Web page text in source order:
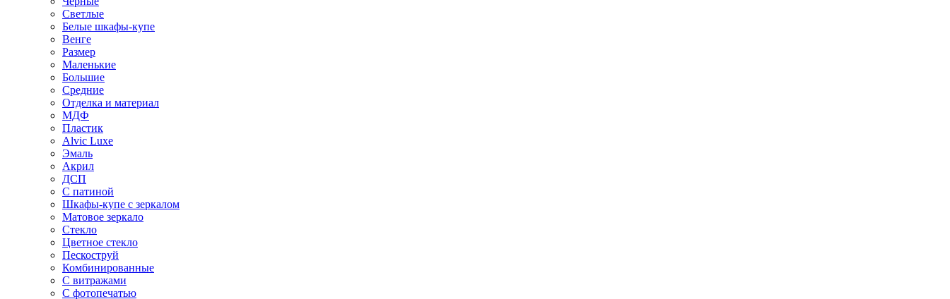
Светлые
Белые шкафы-купе
Венге
Размер
Маленькие
Большие
Средние
Отделка и материал
МДФ
Пластик
Alvic Luxe
Эмаль
Акрил
ДСП
С патиной
Шкафы-купе с зеркалом
Матовое зеркало
Стекло
Цветное стекло
Пескоструй
Комбинированные
С витражами
С фотопечатью